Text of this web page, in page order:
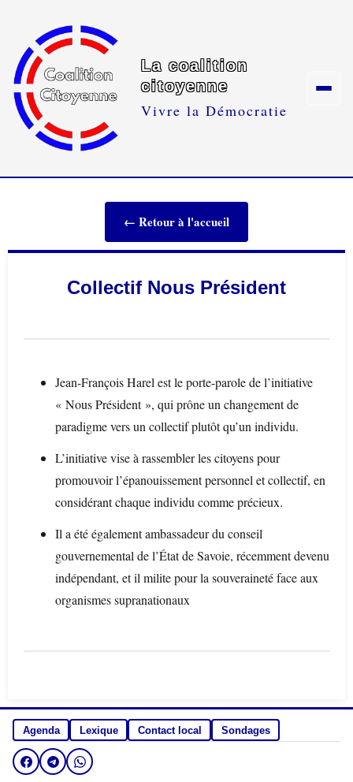
La coalition
citoyenne
Vivre la Démocratie
← Retour à l'accueil
Collectif Nous Président
Jean-François Harel est le porte-parole de l’initiative
« Nous Président », qui prône un changement de
paradigme vers un collectif plutôt qu’un individu.
L’initiative vise à rassembler les citoyens pour
promouvoir l’épanouissement personnel et collectif, en
considérant chaque individu comme précieux.
Il a été également ambassadeur du conseil
gouvernemental de l’État de Savoie, récemment devenu
indépendant, et il milite pour la souveraineté face aux
organismes supranationaux
Agenda Lexique Contact local Sondages